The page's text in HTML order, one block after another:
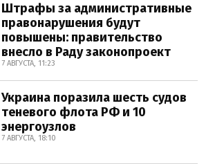
Штрафы за административные
правонарушения будут
повышены: правительство
внесло в Раду законопроект
7 АВГУСТА, 11:23
Украина поразила шесть судов
теневого флота РФ и 10
энергоузлов
7 АВГУСТА, 18:10